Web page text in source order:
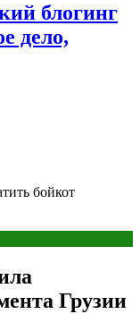
блогинг
дело,
бойкот
Грузии